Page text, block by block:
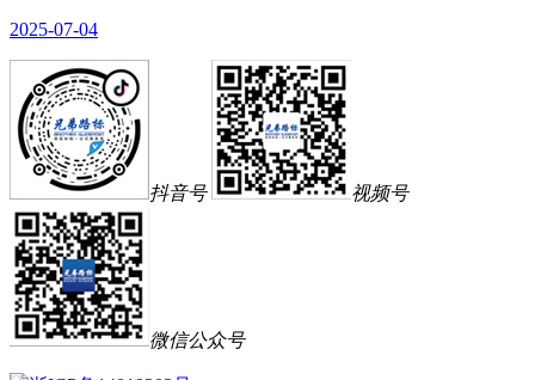
2025-07-04
抖音号 视频号
微信公众号